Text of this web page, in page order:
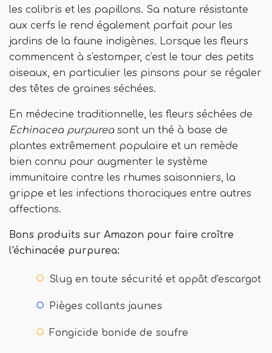
les colibris et les papillons. Sa nature résistante
aux cerfs le rend également parfait pour les
jardins de la faune indigènes. Lorsque les fleurs
commencent à s'estomper, c'est le tour des petits
oiseaux, en particulier les pinsons pour se régaler
des têtes de graines séchées.
En médecine traditionnelle, les fleurs séchées de
Echinacea purpurea sont un thé à base de
plantes extrêmement populaire et un remède
bien connu pour augmenter le système
immunitaire contre les rhumes saisonniers, la
grippe et les infections thoraciques entre autres
affections.
Bons produits sur Amazon pour faire croître
l'échinacée purpurea:
Slug en toute sécurité et appât d'escargot
Pièges collants jaunes
Fongicide bonide de soufre